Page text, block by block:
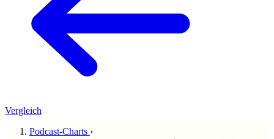
Vergleich
Podcast-Charts ›